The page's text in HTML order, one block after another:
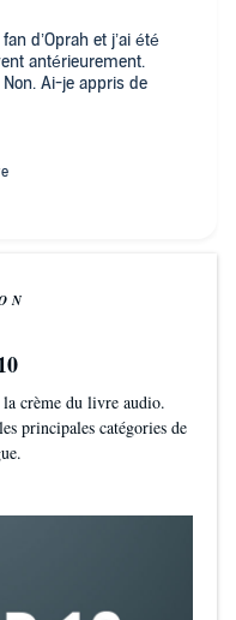
d’Oprah et j’ai été
antérieurement.
Ai-je appris de
Zukav décrit une
ses racines dans la
mélangé avec sa propre
arrogant de
du reste du monde
crème du livre audio.
principales catégories de